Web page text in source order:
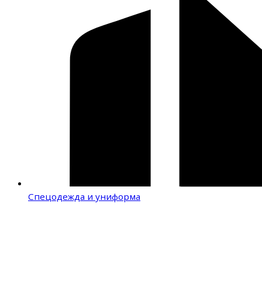
Спецодежда и униформа